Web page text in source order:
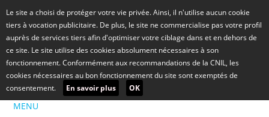
Le site a choisi de protéger votre vie privée. Ainsi, il n'utilise aucun cookie
tiers à vocation publicitaire. De plus, le site ne commercialise pas votre profil
auprès de services tiers afin d'optimiser votre ciblage dans et en dehors de
ce site. Le site utilise des cookies absolument nécessaires à son
fonctionnement. Conformément aux recommandations de la CNIL, les
cookies nécessaires au bon fonctionnement du site sont exemptés de
consentement.
En savoir plus OK
MENU